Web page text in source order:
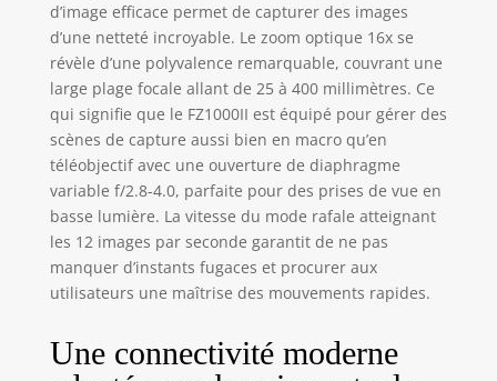
mm avec un zoom
optique 16x
Premièrement,
puis mise au point
: sélectionnez la
zone focalisée
après avoir pris la
photo Capturez
l'image sur place
pour la
sauvegarder
comme vous le
souhaitez plus
nouvelle
expérience
d’image efficace permet de capturer des images
d’une netteté incroyable. Le zoom optique 16x se
révèle d’une polyvalence remarquable, couvrant une
large plage focale allant de 25 à 400 millimètres. Ce
qui signifie que le FZ1000II est équipé pour gérer des
scènes de capture aussi bien en macro qu’en
téléobjectif avec une ouverture de diaphragme
variable f/2.8-4.0, parfaite pour des prises de vue en
basse lumière. La vitesse du mode rafale atteignant
les 12 images par seconde garantit de ne pas
manquer d’instants fugaces et procurer aux
utilisateurs une maîtrise des mouvements rapides.
Une connectivité moderne